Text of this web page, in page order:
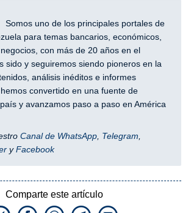
Somos uno de los principales portales de
para temas bancarios, económicos,
con más de 20 años en el
sido y seguiremos siendo pioneros en la
análisis inéditos e informes
convertido en una fuente de
y avanzamos paso a paso en América
Canal de WhatsApp Telegram
yFacebook
Comparte este artículo